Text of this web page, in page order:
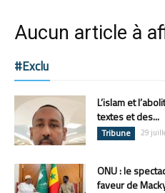
Aucun article à
#Exclu
L’islam et
textes et des...
Tribune 29
ONU : le
faveur de